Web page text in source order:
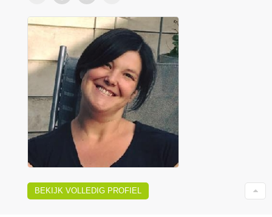
BEKIJK VOLLEDIG PROFIEL